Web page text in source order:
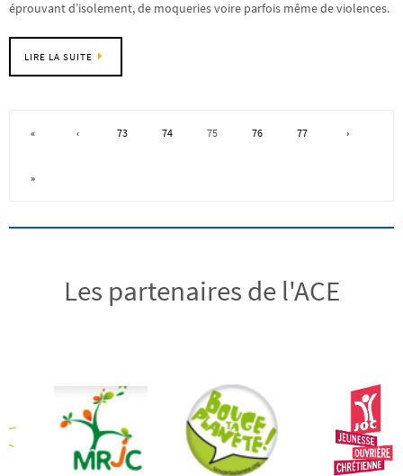
éprouvant d’isolement, de moqueries voire parfois même de violences.
LIRE LA SUITE
« ‹ 73 74 75 76 77 ›
»
Les partenaires de l'ACE